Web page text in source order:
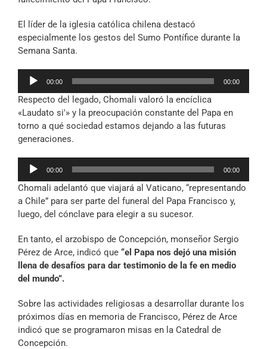
El líder de la iglesia católica chilena destacó
especialmente los gestos del Sumo Pontífice durante la
Semana Santa.
Reproductor
audio
00:00 00:00
Respecto del legado, Chomali valoró la encíclica
«Laudato si'» y la preocupación constante del Papa en
torno a qué sociedad estamos dejando a las futuras
generaciones.
Reproductor
audio
00:00 00:00
Chomali adelantó que viajará al Vaticano, “representando
a Chile” para ser parte del funeral del Papa Francisco y,
luego, del cónclave para elegir a su sucesor.
En tanto, el arzobispo de Concepción, monseñor Sergio
Pérez de Arce, indicó que “el Papa nos dejó una misión
llena de desafíos para dar testimonio de la fe en medio
del mundo”.
Sobre las actividades religiosas a desarrollar durante los
próximos días en memoria de Francisco, Pérez de Arce
indicó que se programaron misas en la Catedral de
Concepción.